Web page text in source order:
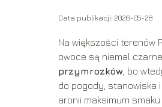
Data publikacji: 2026-05-28
Na większości terenów
owoce są niemal
przymrozków , bo
do pogody, stanowiska
aronii maksimum